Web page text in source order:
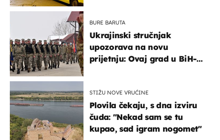
BURE BARUTA
Ukrajinski stručnjak
upozorava na novu
prijetnju: Ovaj grad u BiH-u
STIŽU NOVE VRUĆINE
Plovila čekaju, s dna izviru
čuda: "Nekad sam se tu
kupao, sad igram nogomet"